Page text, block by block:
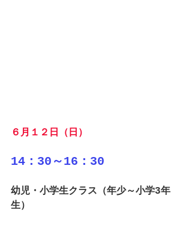
６月１２日（日）
14：30～16：30
幼児・小学生クラス（年少～小学3年
生）